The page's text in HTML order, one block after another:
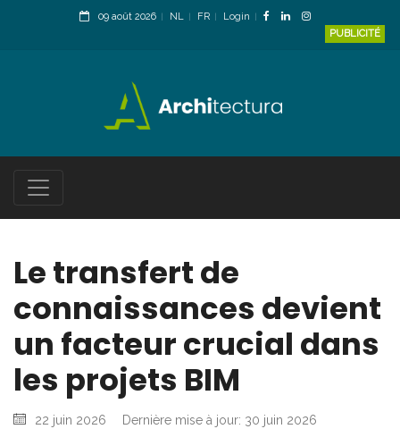
09 août 2026 NL FR
Login
PUBLICITÉ
Le transfert de
connaissances devient
un facteur crucial dans
les projets BIM
22 juin 2026 Dernière mise à jour: 30 juin 2026